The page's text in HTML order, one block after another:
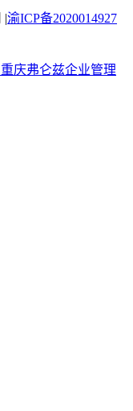
|渝ICP备2020014927
重庆弗仑兹企业管理